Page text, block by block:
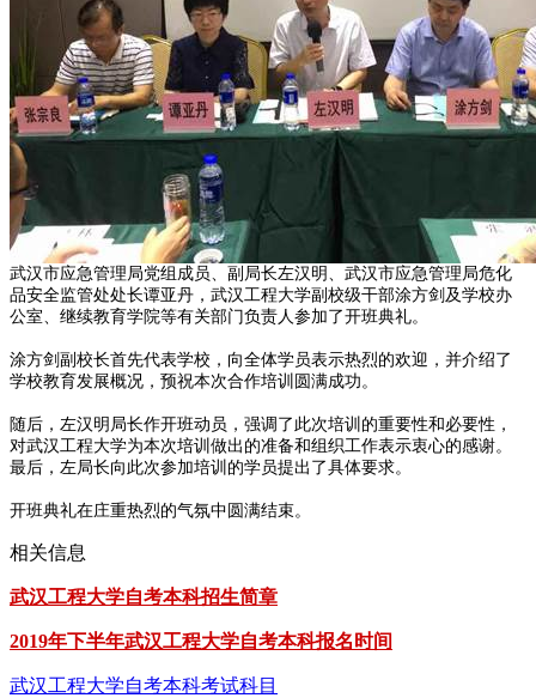
武汉市应急管理局党组成员、副局长左汉明、武汉市应急管理局危化
品安全监管处处长谭亚丹，武汉工程大学副校级干部涂方剑及学校办
公室、继续教育学院等有关部门负责人参加了开班典礼。
涂方剑副校长首先代表学校，向全体学员表示热烈的欢迎，并介绍了
学校教育发展概况，预祝本次合作培训圆满成功。
随后，左汉明局长作开班动员，强调了此次培训的重要性和必要性，
对武汉工程大学为本次培训做出的准备和组织工作表示衷心的感谢。
最后，左局长向此次参加培训的学员提出了具体要求。
开班典礼在庄重热烈的气氛中圆满结束。
相关信息
武汉工程大学自考本科招生简章
2019年下半年武汉工程大学自考本科报名时间
武汉工程大学自考本科考试科目